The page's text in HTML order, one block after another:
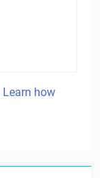
Learn how